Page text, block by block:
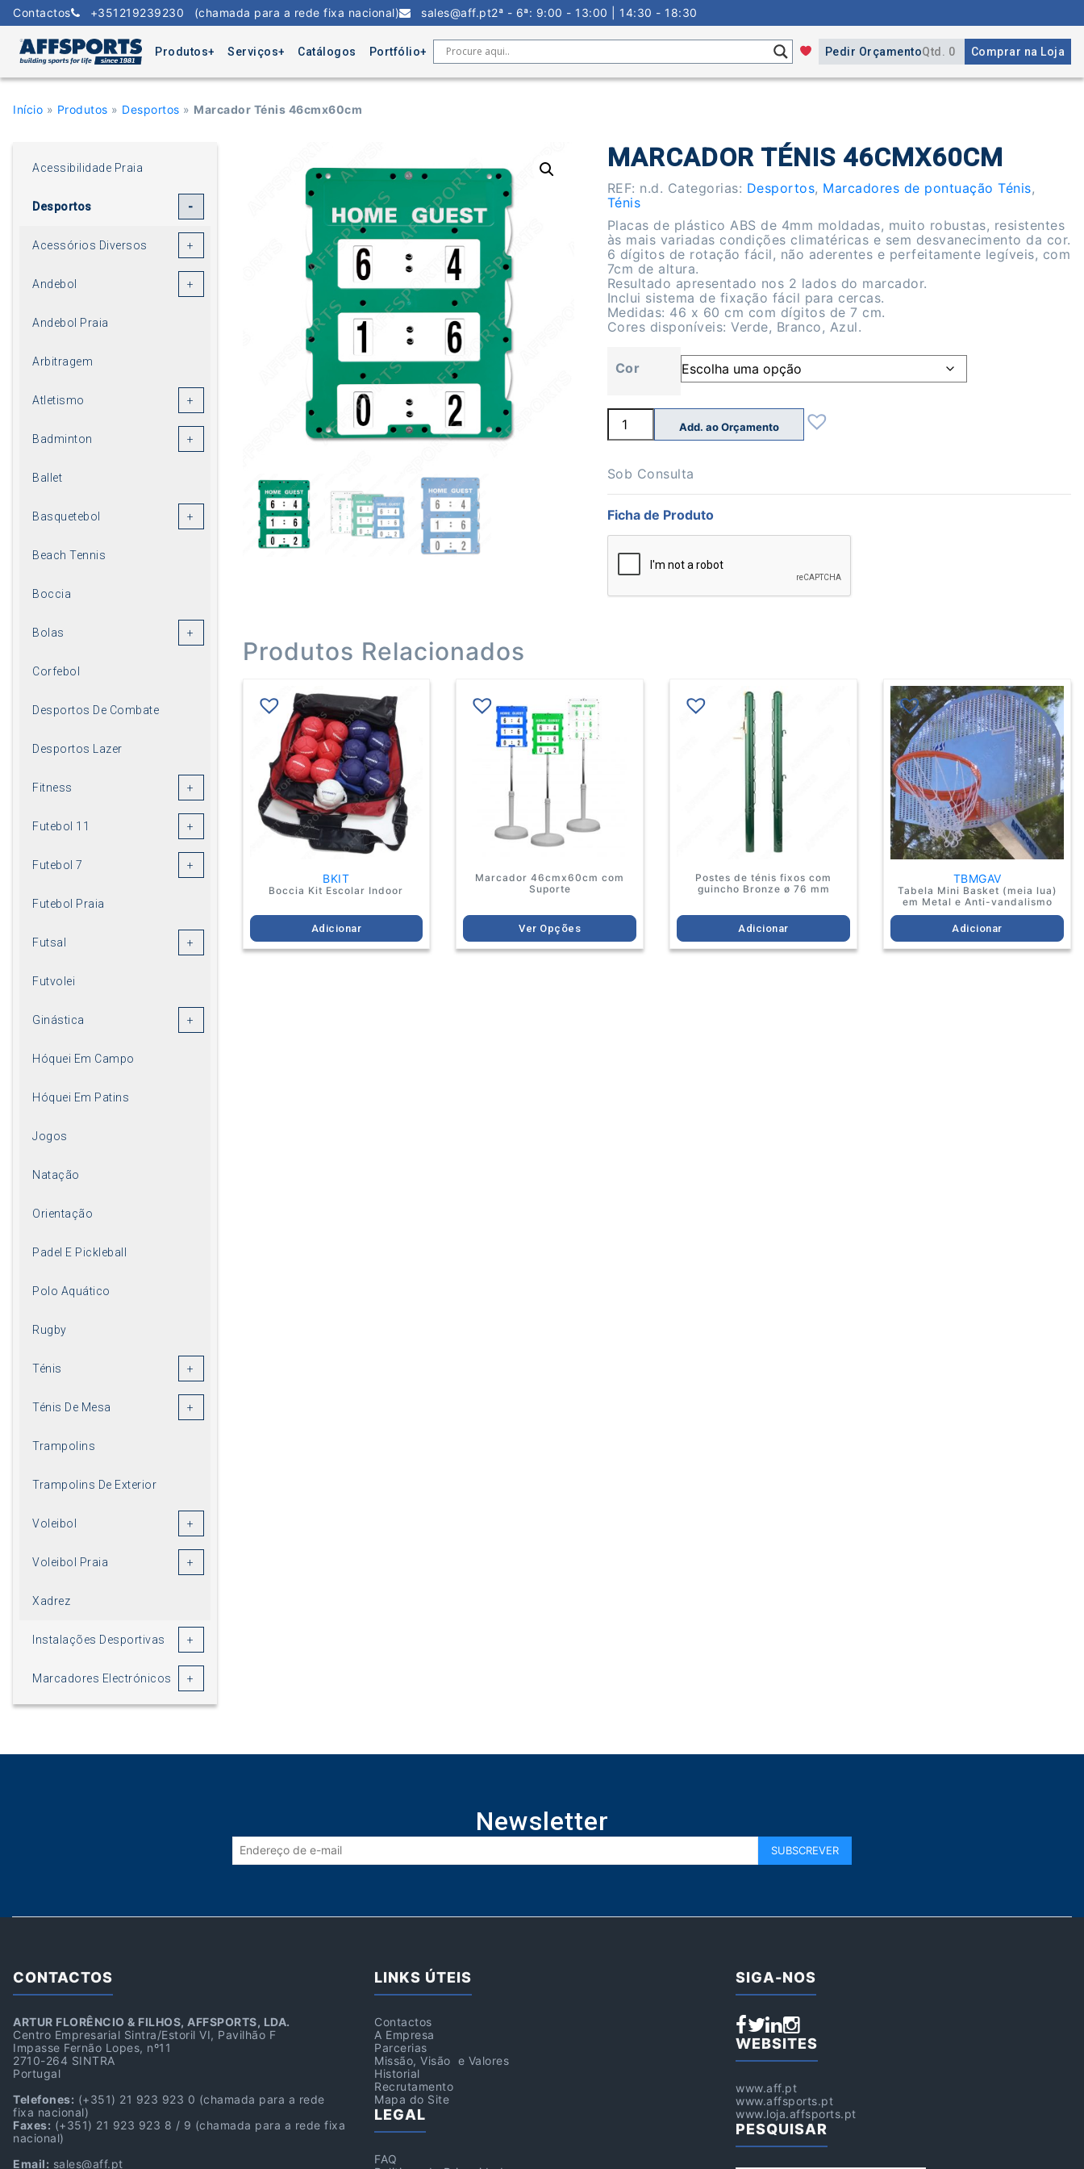
Skip
Contactos +351219239230 (chamada para a rede fixa nacional) sales@aff.pt2ª - 6ª: 9:00 - 13:00 | 14:30 - 18:30
Produtos Serviços Catálogos Portfólio Pedir OrçamentoQtd. 0 Comprar na Loja
Início » Produtos » Desportos » Marcador Ténis 46cmx60cm
MARCADOR TÉNIS 46CMX60CM
REF: n.d. Categorias: Desportos, Marcadores de pontuação Ténis,
Ténis
Placas de plástico ABS de 4mm moldadas, muito robustas, resistentes
às mais variadas condições climatéricas e sem desvanecimento da cor.
6 dígitos de rotação fácil, não aderentes e perfeitamente legíveis, com
7cm de altura.
Resultado apresentado nos 2 lados do marcador.
Inclui sistema de fixação fácil para cercas.
Medidas: 46 x 60 cm com dígitos de 7 cm.
Cores disponíveis: Verde, Branco, Azul.
Cor
Quantidade
Marcador
46cmx60cm
Add. ao Orçamento
Sob Consulta
Ficha de Produto
Produtos Relacionados
BKIT
Boccia Kit Escolar Indoor
Adicionar
Marcador 46cmx60cm com
Suporte
Ver Opções
product
has
multiple
variants.
The
options
be
chosen
on
the
page
Postes de ténis fixos com
guincho Bronze ø 76 mm
Adicionar
TBMGAV
Tabela Mini Basket (meia lua)
em Metal e Anti-vandalismo
Adicionar
Acessibilidade Praia
Desportos
Acessórios Diversos
Andebol
Andebol Praia
Arbitragem
Atletismo
Badminton
Ballet
Basquetebol
Beach Tennis
Boccia
Bolas
Corfebol
Desportos De Combate
Desportos Lazer
Fitness
Futebol 11
Futebol 7
Futebol Praia
Futsal
Futvolei
Ginástica
Hóquei Em Campo
Hóquei Em Patins
Jogos
Natação
Orientação
Padel E Pickleball
Polo Aquático
Rugby
Ténis
Ténis De Mesa
Trampolins
Trampolins De Exterior
Voleibol
Voleibol Praia
Xadrez
Instalações Desportivas
Marcadores Electrónicos
Newsletter
CONTACTOS
ARTUR FLORÊNCIO & FILHOS, AFFSPORTS, LDA.
Centro Empresarial Sintra/Estoril VI, Pavilhão F
Impasse Fernão Lopes, nº11
2710-264 SINTRA
Portugal
Telefones: (+351) 21 923 923 0 (chamada para a rede
fixa nacional)
Faxes: (+351) 21 923 923 8 / 9 (chamada para a rede fixa
nacional)
Email: sales@aff.pt
LINKS ÚTEIS
Contactos
A Empresa
Parcerias
Missão, Visão e Valores
Historial
Recrutamento
Mapa do Site
LEGAL
FAQ
SIGA-NOS
WEBSITES
www.aff.pt
www.affsports.pt
www.loja.affsports.pt
PESQUISAR